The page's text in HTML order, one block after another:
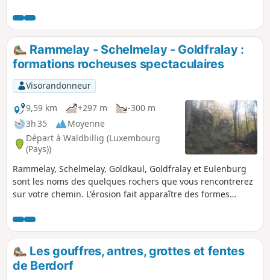
Rammelay - Schelmelay - Goldfralay :
formations rocheuses spectaculaires
Visorandonneur
9,59 km
+297 m
-300 m
3h 35
Moyenne
Départ à Waldbillig (Luxembourg
(Pays))
Rammelay, Schelmelay, Goldkaul, Goldfralay et Eulenburg
sont les noms des quelques rochers que vous rencontrerez
sur votre chemin. L'érosion fait apparaître des formes
têtes énormes.
Les gouffres, antres, grottes et fentes
de Berdorf